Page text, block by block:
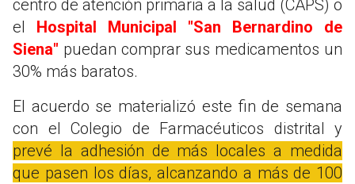
centro de atención primaria a la salud (CAPS) o
el Hospital Municipal "San Bernardino de
Siena" puedan comprar sus medicamentos un
30% más baratos.
El acuerdo se materializó este fin de semana
con el Colegio de Farmacéuticos distrital y
prevé la adhesión de más locales a medida
que pasen los días, alcanzando a más de 100